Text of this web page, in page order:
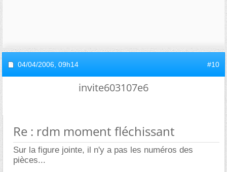
04/04/2006, 09h14 #10
invite603107e6
Re : rdm moment fléchissant
Sur la figure jointe, il n'y a pas les numéros des
pièces...